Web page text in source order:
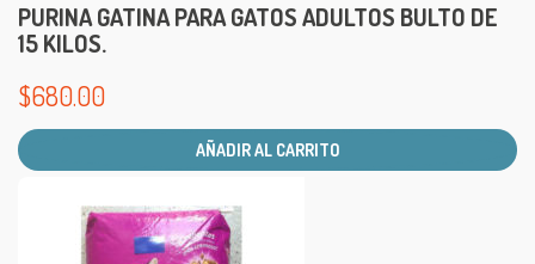
PURINA GATINA PARA GATOS ADULTOS BULTO DE
15 KILOS.
$680.00
AÑADIR AL CARRITO